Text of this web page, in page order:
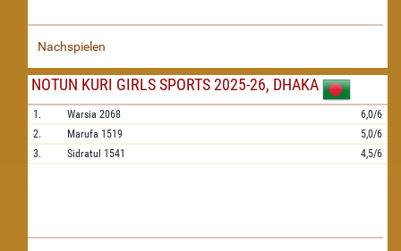
Nachspielen
NOTUN KURI GIRLS SPORTS 2025-26, DHAKA
1. Warsia 2068
6,0/6
2.
Marufa 1519
5,0/6
3.
Sidratul 1541 4,5/6